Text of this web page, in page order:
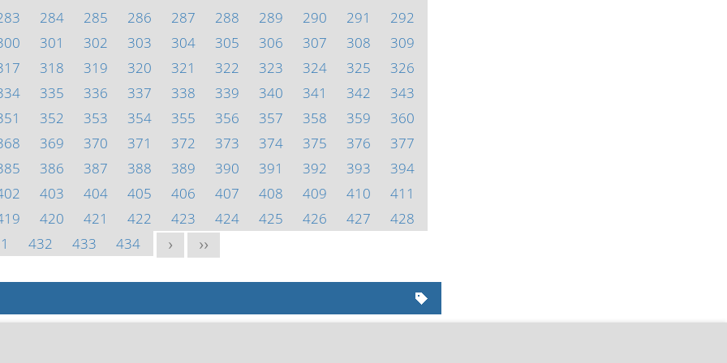
284 285 286 287 288 289 290 291
292
301 302 303 304 305 306 307 308
309
318 319 320 321 322 323 324 325
326
335 336 337 338 339 340 341 342
343
352 353 354 355 356 357 358 359
360
369 370 371 372 373 374 375 376
377
386 387 388 389 390 391 392 393
394
403 404 405 406 407 408 409 410
411
420 421 422 423 424 425 426 427
428
432 433 434 > >>